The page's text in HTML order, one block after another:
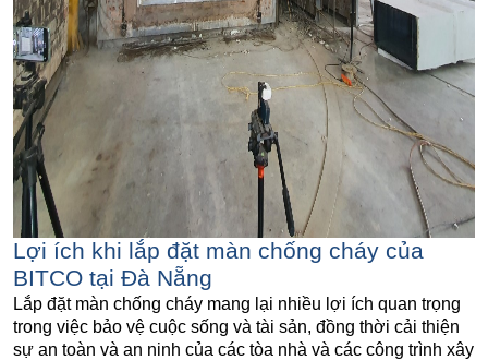
Lợi ích khi lắp đặt màn chống cháy của
BITCO tại Đà Nẵng
Lắp đặt màn chống cháy mang lại nhiều lợi ích quan trọng
trong việc bảo vệ cuộc sống và tài sản, đồng thời cải thiện
sự an toàn và an ninh của các tòa nhà và các công trình xây